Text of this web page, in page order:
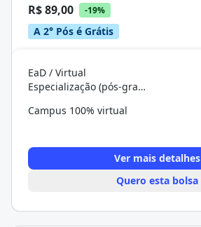
R$ 89,00 -19%
A 2° Pós é Grátis
EaD / Virtual
Especialização (pós-graduação)
Campus 100% virtual
Ver mais detalhes
Quero esta bolsa